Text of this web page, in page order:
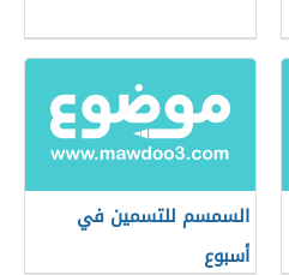
السمسم للتسمين في
أسبوع